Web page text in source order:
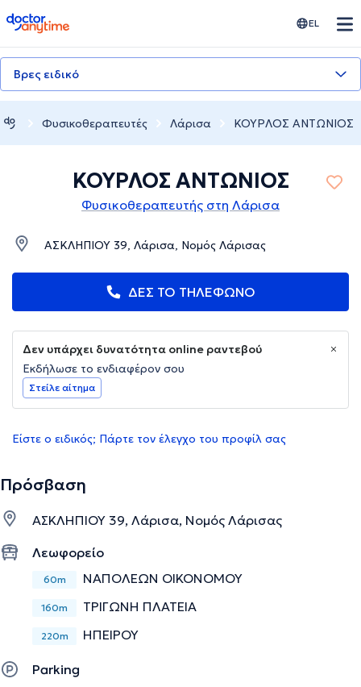
doctoranytime EL
Βρες ειδικό
Φυσικοθεραπευτές Λάρισα ΚΟΥΡΛΟΣ ΑΝΤΩΝΙΟΣ
ΚΟΥΡΛΟΣ ΑΝΤΩΝΙΟΣ
Φυσικοθεραπευτής στη Λάρισα
ΑΣΚΛΗΠΙΟΥ 39, Λάρισα, Νομός Λάρισας
ΔΕΣ ΤΟ ΤΗΛΕΦΩΝΟ
Δεν υπάρχει δυνατότητα online ραντεβού
Εκδήλωσε το ενδιαφέρον σου
Στείλε αίτημα
Είστε ο ειδικός; Πάρτε τον έλεγχο του προφίλ σας
Πρόσβαση
ΑΣΚΛΗΠΙΟΥ 39, Λάρισα, Νομός Λάρισας
Λεωφορείο
60m ΝΑΠΟΛΕΩΝ ΟΙΚΟΝΟΜΟΥ
160m ΤΡΙΓΩΝΗ ΠΛΑΤΕΙΑ
220m ΗΠΕΙΡΟΥ
Parking